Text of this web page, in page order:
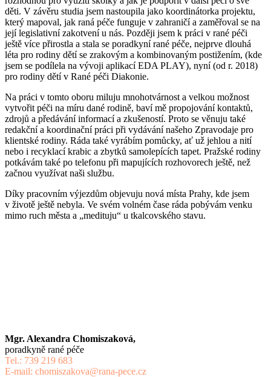
děti. V závěru studia jsem nastoupila jako koordinátorka projektu,
který mapoval, jak raná péče funguje v zahraničí a zaměřoval se na
její legislativní zakotvení u nás. Později jsem k práci v rané péči
ještě více přirostla a stala se poradkyní rané péče, nejprve dlouhá
léta pro rodiny dětí se zrakovým a kombinovaným postižením, (kde
jsem se podílela na vývoji aplikací EDA PLAY), nyní (od r. 2018)
pro rodiny dětí v Rané péči Diakonie.
Na práci v tomto oboru miluju mnohotvárnost a velkou možnost
vytvořit péči na míru dané rodině, baví mě propojování kontaktů,
zdrojů a předávání informací a zkušeností. Proto se věnuju také
redakční a koordinační práci při vydávání našeho Zpravodaje pro
klientské rodiny. Ráda také vyrábím pomůcky, ať už jehlou a nití
nebo i recyklací krabic a zbytků samolepících tapet. Pražské rodiny
potkávám také po telefonu při mapujících rozhovorech ještě, než
začnou využívat naši službu.
Díky pracovním výjezdům objevuju nová místa Prahy, kde jsem
v životě ještě nebyla. Ve svém volném čase ráda pobývám venku
mimo ruch města a „medituju“ u tkalcovského stavu.
Mgr. Alexandra Chomiszaková,
poradkyně rané péče
Tel.: 739 219 683
E-mail: chomiszakova@rana-pece.cz